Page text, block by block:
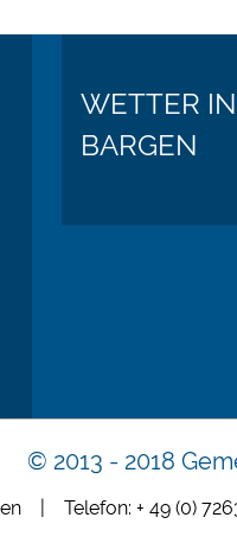
WETTER
BARGEN
© 2013 - 2018
| Telefon: + 49 (0)